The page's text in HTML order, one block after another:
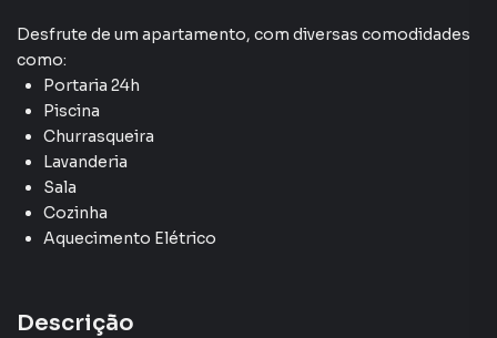
Desfrute de um apartamento, com diversas comodidades
como:
Portaria 24h
Piscina
Churrasqueira
Lavanderia
Sala
Cozinha
Aquecimento Elétrico
Descrição